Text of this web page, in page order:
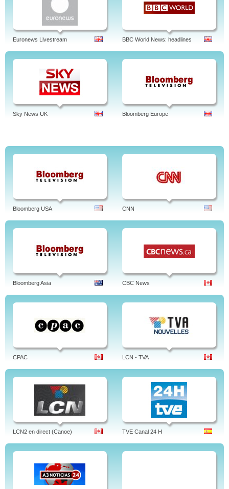
Rozmowa dnia, Puszka Paradowskiej, Nie Ma Żartów, Raport - analizy i
komentarze, Debata Piotra Gembarowskiego, Ja Panu Nie Przerywałem, Finał
dnia, Bez ograniczeń, Jednym okiem, Gilotyna, Zwierciadło tygodnia, Krzywe
zwierciadło, Strefa kultury, Na tapecie, Wojtek Jagielski na żywo.
Euronews Livestream BBC World News: headlines
Sky News UK Bloomberg Europe
Bloomberg USA CNN
Bloomberg Asia CBC News
CPAC LCN - TVA
LCN2 en direct (Canoe) TVE Canal 24 H